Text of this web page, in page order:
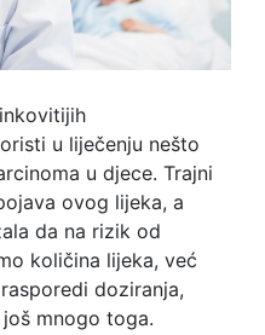
u liječenju nešto
u djece. Trajni
ovog lijeka, a
da na rizik od
količina lijeka, već
doziranja,
mnogo toga.